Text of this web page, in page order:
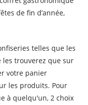
de fin d’année,
telles que les
les trouverez que sur
votre panier
les produits. Pour
à quelqu'un, 2 choix